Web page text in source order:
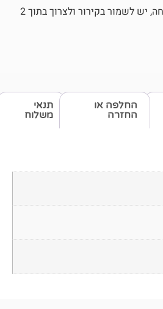
הוראות אחסון: מרגע הפתיחה, יש לשמור בקירור ולצרוך בתוך 2
תנאי
משלוח